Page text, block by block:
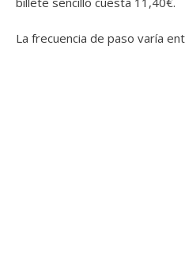
La frecuencia de paso varía